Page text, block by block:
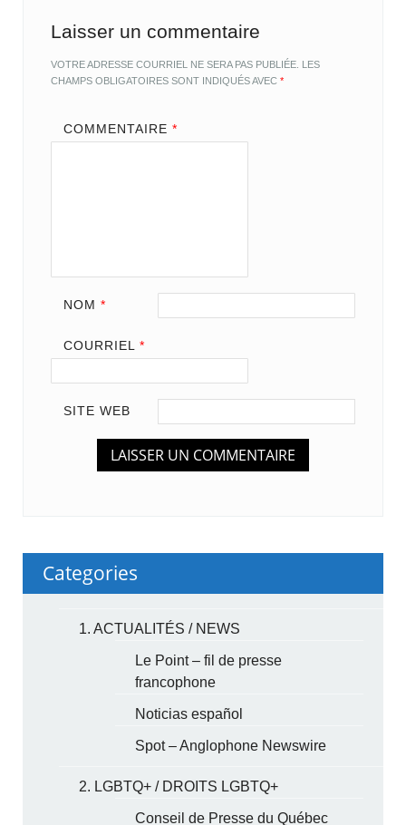
Laisser un commentaire
VOTRE ADRESSE COURRIEL NE SERA PAS PUBLIÉE. LES
CHAMPS OBLIGATOIRES SONT INDIQUÉS AVEC*
COMMENTAIRE *
NOM *
COURRIEL *
SITE WEB
Categories
1. ACTUALITÉS / NEWS
Le Point – fil de presse
francophone
Noticias español
Spot – Anglophone Newswire
2. LGBTQ+ / DROITS LGBTQ+
Conseil de Presse du Québec